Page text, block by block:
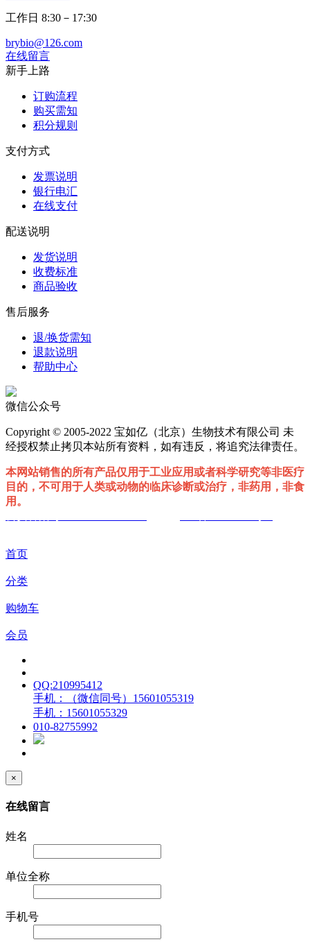
工作日 8:30－17:30
brybio@126.com
在线留言
新手上路
订购流程
购买需知
积分规则
支付方式
发票说明
银行电汇
在线支付
配送说明
发货说明
收费标准
商品验收
售后服务
退/换货需知
退款说明
帮助中心
微信公众号
Copyright © 2005-2022 宝如亿（北京）生物技术有限公司 未
经授权禁止拷贝本站所有资料，如有违反，将追究法律责任。
本网站销售的所有产品仅用于工业应用或者科学研究等非医疗
目的，不可用于人类或动物的临床诊断或治疗，非药用，非食
用。
首页
分类
购物车
会员
QQ:210995412
手机：（微信同号）15601055319
手机：15601055329
010-82755992
×
在线留言
姓名
单位全称
手机号